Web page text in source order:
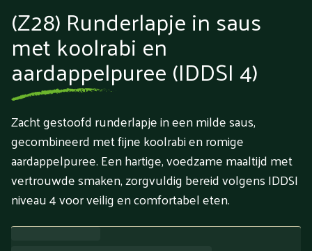
(Z28) Runderlapje in saus
met koolrabi en
aardappelpuree (IDDSI 4)
Zacht gestoofd runderlapje in een milde saus,
gecombineerd met fijne koolrabi en romige
aardappelpuree. Een hartige, voedzame maaltijd met
vertrouwde smaken, zorgvuldig bereid volgens IDDSI
niveau 4 voor veilig en comfortabel eten.